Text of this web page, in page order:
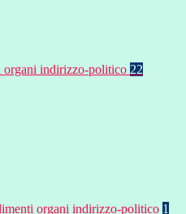
organi indirizzo-politico 22
organi indirizzo-politico 1